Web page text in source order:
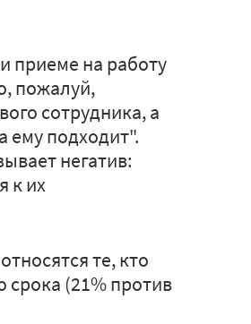
приеме на работу
пожалуй,
сотрудника, а
ему подходит".
негатив:
к их
те, кто
срока (21% против